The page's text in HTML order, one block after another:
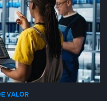
VALOR